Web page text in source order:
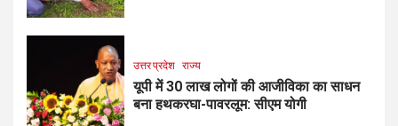
उत्तर प्रदेश राज्य
यूपी में 30 लाख लोगों की आजीविका का साधन
बना हथकरघा-पावरलूम: सीएम योगी